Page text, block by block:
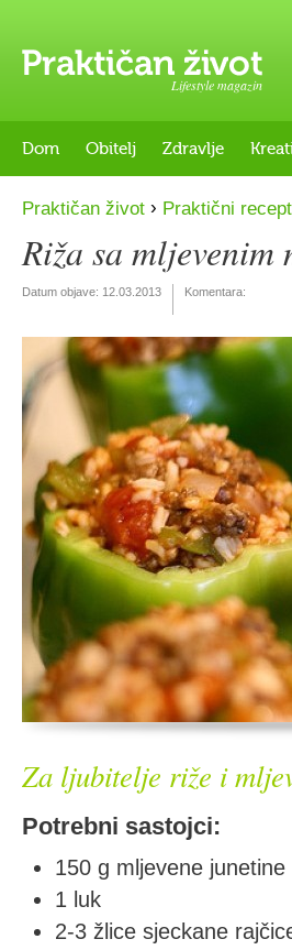
Lifestyle magazin
Dom Obitelj Zdravlje
Praktičan život › Praktični
Riža sa mljevenim
Datum objave: 12.03.2013 Komentara:
Za ljubitelje riže i
Potrebni sastojci:
150 g mljevene junetine
1 luk
2-3 žlice sjeckane